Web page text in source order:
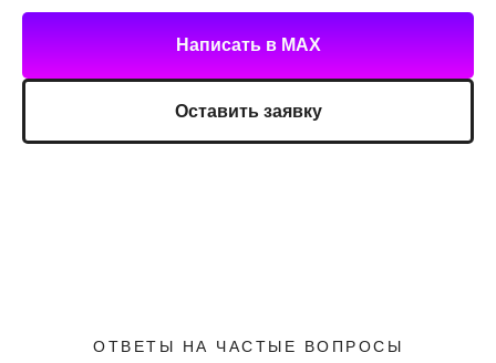
Написать в MAX
Оставить заявку
ОТВЕТЫ НА ЧАСТЫЕ ВОПРОСЫ